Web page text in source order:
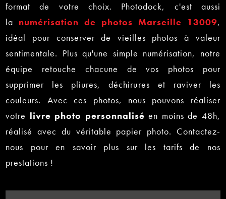
format de votre choix. Photodock, c'est aussi
la numérisation de photos Marseille 13009,
idéal pour conserver de vieilles photos à valeur
sentimentale. Plus qu'une simple numérisation, notre
équipe retouche chacune de vos photos pour
supprimer les pliures, déchirures et raviver les
couleurs. Avec ces photos, nous pouvons réaliser
votre livre photo personnalisé en moins de 48h,
réalisé avec du véritable papier photo. Contactez-
nous pour en savoir plus sur les tarifs de nos
prestations !